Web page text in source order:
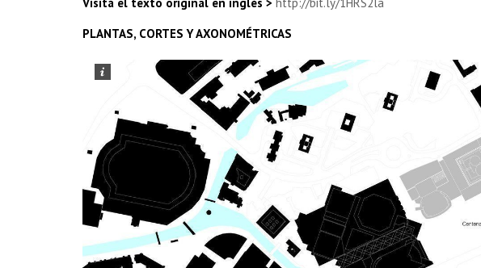
PLANTAS, CORTES Y AXONOMÉTRICAS